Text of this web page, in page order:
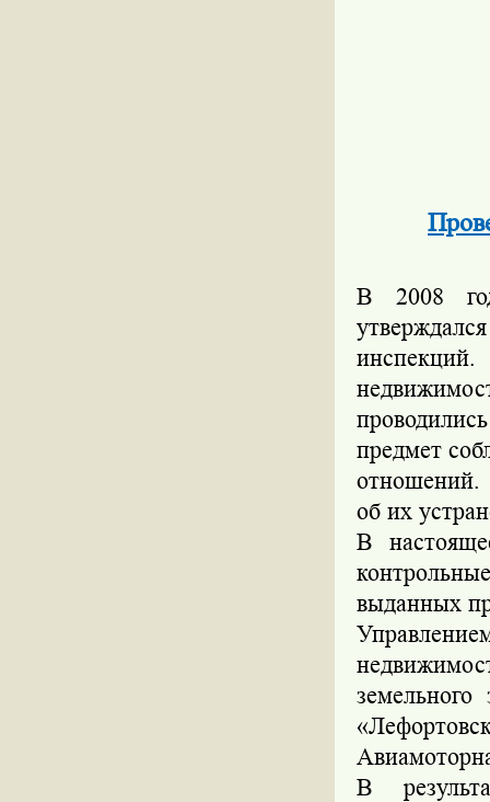
В 2008
предмет
отношений.
об их
В
выданных
В